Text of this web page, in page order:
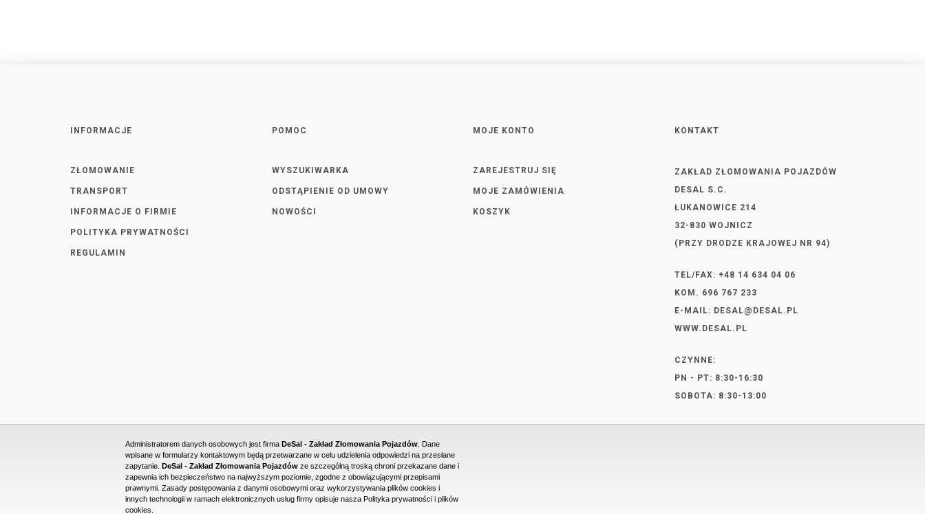
INFORMACJE
ZŁOMOWANIE
TRANSPORT
INFORMACJE O FIRMIE
POLITYKA PRYWATNOŚCI
REGULAMIN
POMOC
WYSZUKIWARKA
ODSTĄPIENIE OD UMOWY
NOWOŚCI
MOJE KONTO
ZAREJESTRUJ SIĘ
MOJE ZAMÓWIENIA
KOSZYK
KONTAKT
ZAKŁAD ZŁOMOWANIA POJAZDÓW
DESAL S.C.
ŁUKANOWICE 214
32-830 WOJNICZ
(PRZY DRODZE KRAJOWEJ NR 94)
TEL/FAX: +48 14 634 04 06
KOM. 696 767 233
E-MAIL: DESAL@DESAL.PL
WWW.DESAL.PL
CZYNNE:
PN - PT: 8:30-16:30
SOBOTA: 8:30-13:00
PROJEKT I WYKONANIE STRONY WWW: DUONET
Administratorem danych osobowych jest firma DeSal - Zakład Złomowania Pojazdów . Dane
wpisane w formularzy kontaktowym będą przetwarzane w celu udzielenia odpowiedzi na przesłane
zapytanie. DeSal - Zakład Złomowania Pojazdów ze szczególną troską chroni przekazane dane i
zapewnia ich bezpieczeństwo na najwyższym poziomie, zgodne z obowiązującymi przepisami
prawnymi. Zasady postępowania z danymi osobowymi oraz wykorzystywania plików cookies i
innych technologii w ramach elektronicznych usług firmy opisuje nasza Polityka prywatności i plików
cookies.